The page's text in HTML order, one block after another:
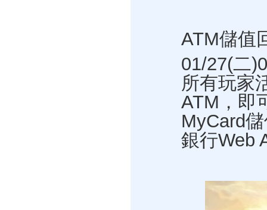
ATM儲值
01/27(二
所有玩家
ATM，即
MyCard
銀行Web